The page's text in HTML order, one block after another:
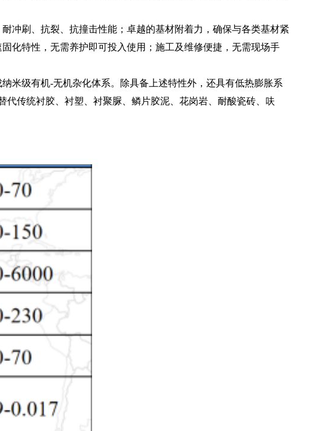
冲刷、抗裂、抗撞击性能；卓越的基材附着力，确保与各类基材紧
化特性，无需养护即可投入使用；施工及维修便捷，无需现场手
米级有机-无机杂化体系。除具备上述特性外，还具有低热膨胀系
传统衬胶、衬塑、衬聚脲、鳞片胶泥、花岗岩、耐酸瓷砖、呋